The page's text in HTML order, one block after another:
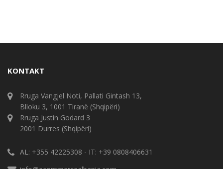
KONTAKT
Rruga Vangjel Noti, Pallati Gintash 13,
Blloku 3, 1001 Tiranë (Shqipëri)
Rruga Justin Godard 3
2001 Durres (Shqipëri)
AL: +355 42225308 - IT: +39 0808406631